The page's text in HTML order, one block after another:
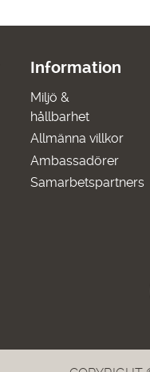
Information
Miljö &
hållbarhet
Allmänna villkor
Ambassadörer
Samarbetspartners